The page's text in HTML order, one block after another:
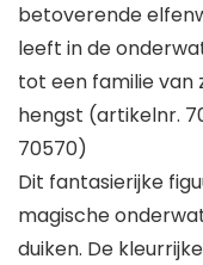
betoverende
leeft in de
tot een familie van
hengst (artikelnr.
70570)
Dit fantasierijke
magische
duiken. De